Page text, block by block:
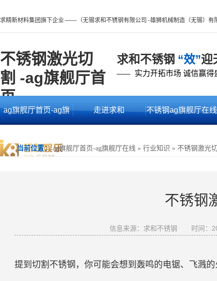
求精新材料集团旗下企业 —— （无锡求和不锈钢有限公司 - 雄狮机械制造（无锡）有
不锈钢激光切
割 -ag旗舰厅首
页
求和不锈钢 “效”迎
—— 实力开拓市场 诚信赢得
ag旗舰厅首页-ag旗 走进求和 不锈钢ag旗舰厅在线
当前位置： ag旗舰厅首页-ag旗舰厅在线 » 行业知识 » 不锈钢激光
不锈钢
信息来源：求和不锈钢 时间：
提到切割不锈钢，你可能会想到轰鸣的电锯、飞溅